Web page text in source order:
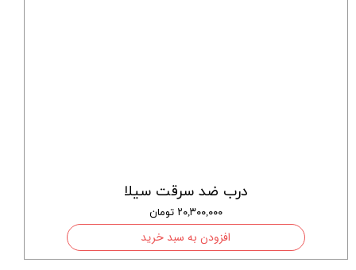
درب ضد سرقت سیلا
۲۰,۳۰۰,۰۰۰ تومان
افزودن به سبد خرید